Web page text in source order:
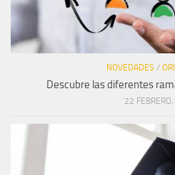
NOVEDADES /
Descubre las diferentes
22